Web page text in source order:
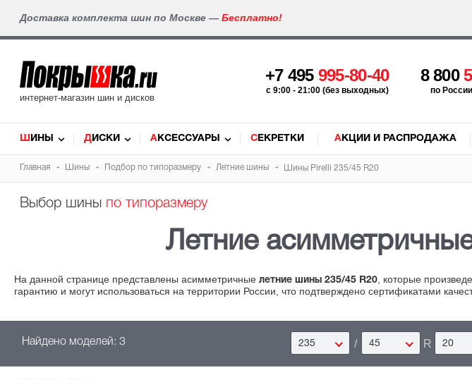
Доставка комплекта шин по Москве — Бесплатно!
интернет-магазин шин и дисков
+7 495 995-80-40
c 9:00 - 21:00 (без выходных)
8 800
по
ШИНЫ ДИСКИ АКСЕССУАРЫ СЕКРЕТКИ АКЦИИ И РАСПРОДАЖА
Главная Шины Подбор по типоразмеру Летние шины Шины Pirelli 235/45 R20
Выбор шины по типоразмеру
Летние
На данной странице представлены асимметричные летние шины 235/45 R20 , которые
гарантию и могут использоваться на территории России, что подтверждено сертификатами
Найдено моделей: 3 235 / 45 R 20